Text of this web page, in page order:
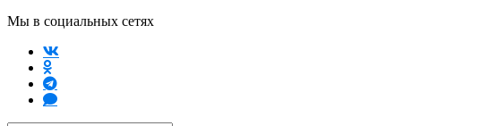
Мы в социальных сетях